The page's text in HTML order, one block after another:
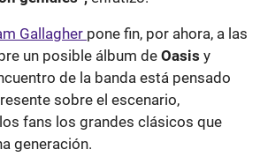
Gallagher pone fin, por ahora, a las
un posible álbum de Oasis y
de la banda está pensado
sobre el escenario,
fans los grandes clásicos que
generación.